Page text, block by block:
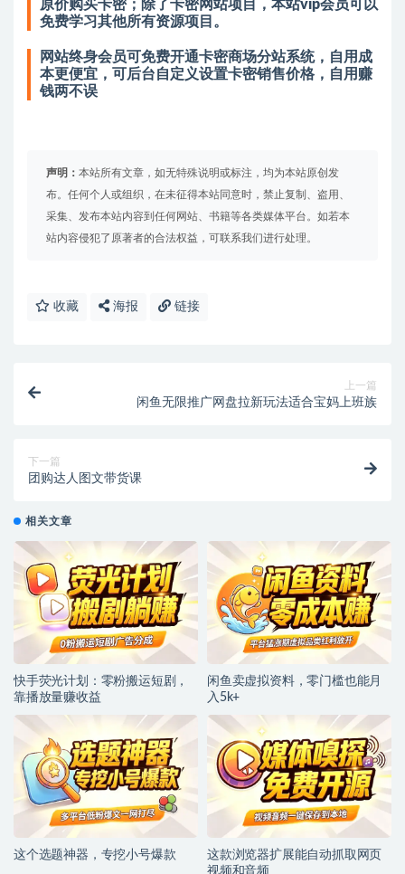
原价购买卡密；除了卡密网站项目，本站vip会员可以
免费学习其他所有资源项目。
网站终身会员可免费开通卡密商场分站系统，自用成
本更便宜，可后台自定义设置卡密销售价格，自用赚
钱两不误
声明： 本站所有文章，如无特殊说明或标注，均为本站原创发
布。任何个人或组织，在未征得本站同意时，禁止复制、盗用、
采集、发布本站内容到任何网站、书籍等各类媒体平台。如若本
站内容侵犯了原著者的合法权益，可联系我们进行处理。
收藏 海报 链接
上一篇
闲鱼无限推广网盘拉新玩法适合宝妈上班族
下一篇
团购达人图文带货课
相关文章
快手荧光计划：零粉搬运短剧，
靠播放量赚收益
闲鱼卖虚拟资料，零门槛也能月
入5k+
这个选题神器，专挖小号爆款
这款浏览器扩展能自动抓取网页
视频和音频